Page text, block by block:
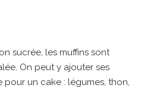
sucrée, les muffins sont
On peut y ajouter ses
un cake : légumes, thon,